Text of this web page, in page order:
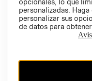
Chile ($)
opcionales, lo que
personalizadas.
personalizar sus
de datos para